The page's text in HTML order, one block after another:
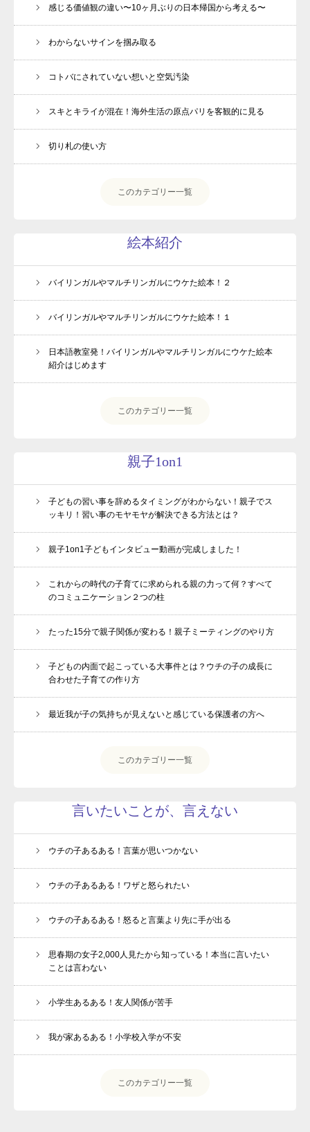
感じる価値観の違い〜10ヶ月ぶりの日本帰国から考える〜
わからないサインを掴み取る
コトバにされていない想いと空気汚染
スキとキライが混在！海外生活の原点パリを客観的に見る
切り札の使い方
このカテゴリー一覧
絵本紹介
バイリンガルやマルチリンガルにウケた絵本！２
バイリンガルやマルチリンガルにウケた絵本！１
日本語教室発！バイリンガルやマルチリンガルにウケた絵本
紹介はじめます
このカテゴリー一覧
親子1on1
子どもの習い事を辞めるタイミングがわからない！親子でス
ッキリ！習い事のモヤモヤが解決できる方法とは？
親子1on1子どもインタビュー動画が完成しました！
これからの時代の子育てに求められる親の力って何？すべて
のコミュニケーション２つの柱
たった15分で親子関係が変わる！親子ミーティングのやり方
子どもの内面で起こっている大事件とは？ウチの子の成長に
合わせた子育ての作り方
最近我が子の気持ちが見えないと感じている保護者の方へ
このカテゴリー一覧
言いたいことが、言えない
ウチの子あるある！言葉が思いつかない
ウチの子あるある！ワザと怒られたい
ウチの子あるある！怒ると言葉より先に手が出る
思春期の女子2,000人見たから知っている！本当に言いたい
ことは言わない
小学生あるある！友人関係が苦手
我が家あるある！小学校入学が不安
このカテゴリー一覧
よくあるご質問
お問い合わせ